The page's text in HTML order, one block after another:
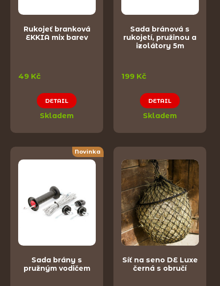
Rukojeť branková
EKKIA mix barev
49 Kč
DETAIL
Skladem
Sada bránová s
rukojetí, pružinou a
izolátory 5m
199 Kč
DETAIL
Skladem
Novinka
Sada brány s
pružným vodičem
Síť na seno DE Luxe
černá s obručí